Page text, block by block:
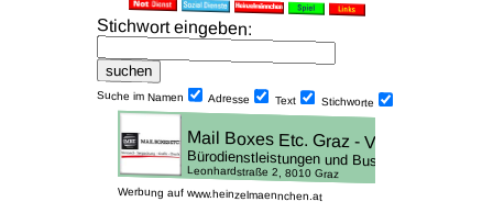
Stich­wort ein­geben:
Suche im Namen Adresse Text Stich­worte
Werbung auf www.heinzelmaennchen.at